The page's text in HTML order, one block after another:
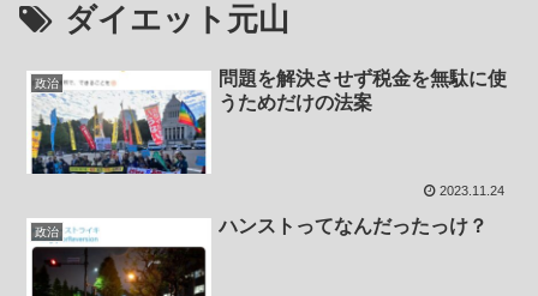
ダイエット元山
政治
問題を解決させず税金を無駄に使
うためだけの法案
2023.11.24
政治 ハンストってなんだったっけ？